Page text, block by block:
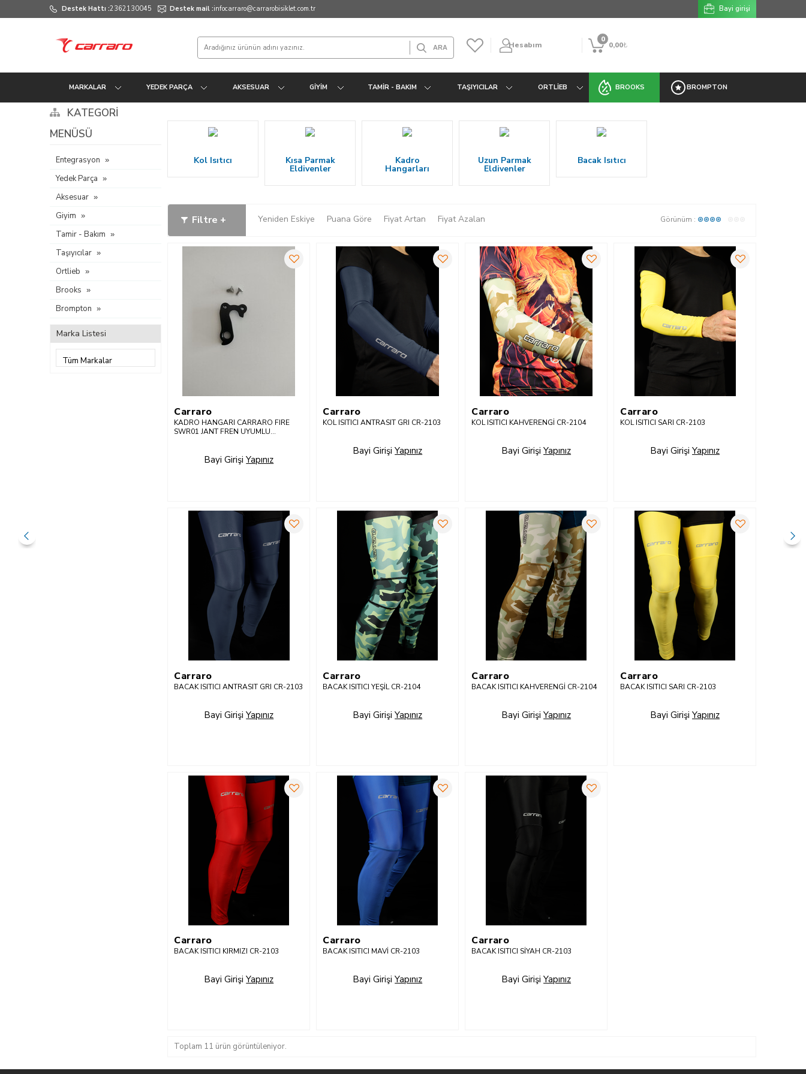
Destek Hattı :2362130045 Destek mail :infocarraro@carrarobisiklet.com.tr Bayi girişi
Hesabım 0,00₺
0
MARKALAR YEDEK PARÇA AKSESUAR GIYIM TAMIR - BAKIM TAŞIYICILAR ORTLIEB BROOKS BROMPTON
KATEGORI
MENÜSÜ
Entegrasyon
Yedek Parça
Aksesuar
Giyim
Tamir - Bakım
Taşıyıcılar
Ortlieb
Brooks
Brompton
Marka Listesi
Kol Isıtıcı Kısa Parmak
Eldivenler
Kadro
Hangarları
Uzun Parmak
Eldivenler
Bacak Isıtıcı
Filtre + Yeniden Eskiye Puana Göre Fiyat Artan Fiyat Azalan Görünüm :
Carraro
KADRO HANGARI CARRARO FIRE
SWR01 JANT FREN UYUMLU
Bayi GirişiYapınız
Carraro
KOL ISITICI ANTRASIT GRI CR-2103
Bayi GirişiYapınız
Carraro
KOL ISITICI KAHVERENGİ CR-2104
Bayi GirişiYapınız
Carraro
KOL ISITICI SARI CR-2103
Bayi Girişi Yapınız
Carraro
BACAK ISITICI ANTRASIT GRI CR-2103
Bayi GirişiYapınız
Carraro
BACAK ISITICI YEŞİL CR-2104
Bayi GirişiYapınız
Carraro
BACAK ISITICI KAHVERENGİ CR-2104
Bayi GirişiYapınız
Carraro
BACAK ISITICI SARI CR-2103
Bayi Girişi Yapınız
Carraro
BACAK ISITICI KIRMIZI CR-2103
Bayi GirişiYapınız
Carraro
BACAK ISITICI MAVİ CR-2103
Bayi GirişiYapınız
Carraro
BACAK ISITICI SİYAH CR-2103
Bayi GirişiYapınız
Toplam 11 ürün görüntüleniyor.